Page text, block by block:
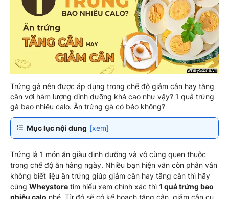
Trứng gà nên được áp dụng trong chế độ giảm cân hay tăng
cân với hàm lượng dinh dưỡng khá cao như vậy? 1 quả trứng
gà bao nhiêu calo. Ăn trứng gà có béo không?
Mục lục nội dung [xem]
Trứng là 1 món ăn giàu dinh dưỡng và vô cùng quen thuộc
trong chế độ ăn hàng ngày. Nhiều bạn hiện vẫn còn phân vân
không biết liệu ăn trứng giúp giảm cân hay tăng cân thì hãy
cùng Wheystore tìm hiểu xem chính xác thì 1 quả trứng bao
nhiêu calo nhé. Từ đó sẽ có kế hoạch tăng cân, giảm cân cụ